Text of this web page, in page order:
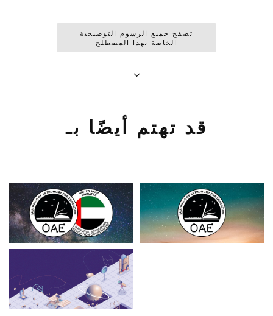
تصفح جميع الرسوم التوضيحية
الخاصة بهذا المصطلح
قد تهتم أيضًا بـ